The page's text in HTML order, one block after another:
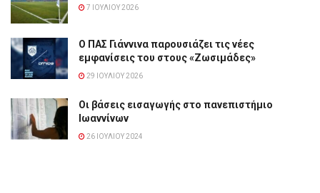
7 ΙΟΥΛΊΟΥ 2026
Ο ΠΑΣ Γιάννινα παρουσιάζει τις νέες
εμφανίσεις του στους «Ζωσιμάδες»
29 ΙΟΥΛΊΟΥ 2026
Οι βάσεις εισαγωγής στο πανεπιστήμιο
Ιωαννίνων
26 ΙΟΥΛΊΟΥ 2024